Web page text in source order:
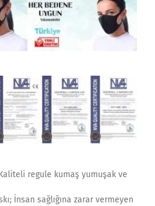
regule kumaş yumuşak ve
İnsan sağlığına zarar vermeyen